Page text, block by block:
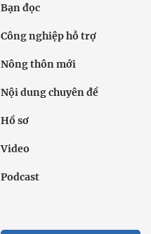
Bạn đọc
Công nghiệp hỗ trợ
Nông thôn mới
Nội dung chuyên đề
Hồ sơ
Video
Podcast